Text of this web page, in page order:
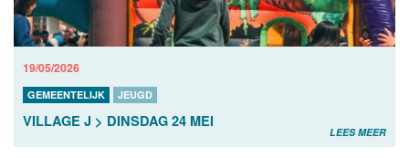
19/05/2026
GEMEENTELIJK JEUGD
VILLAGE J > DINSDAG 24 MEI
LEES MEER